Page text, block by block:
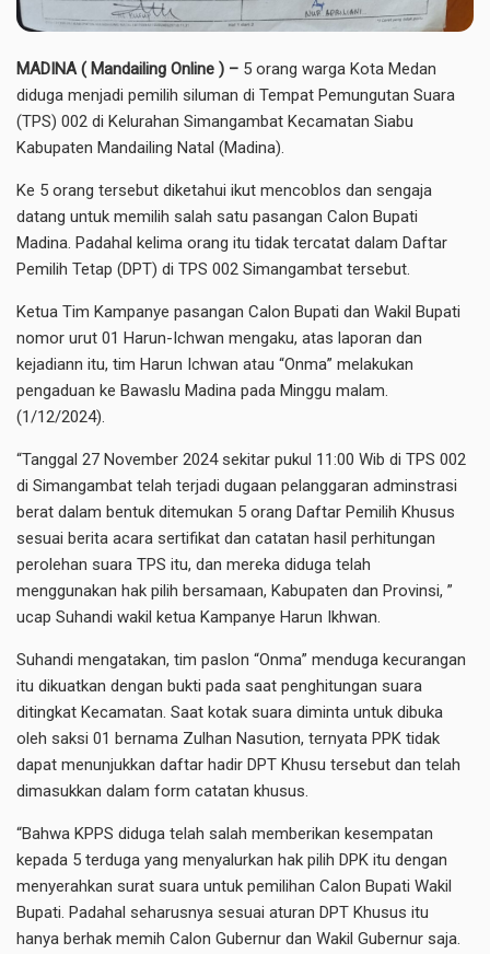
MADINA ( Mandailing Online ) – 5 orang warga Kota Medan
diduga menjadi pemilih siluman di Tempat Pemungutan Suara
(TPS) 002 di Kelurahan Simangambat Kecamatan Siabu
Kabupaten Mandailing Natal (Madina).
Ke 5 orang tersebut diketahui ikut mencoblos dan sengaja
datang untuk memilih salah satu pasangan Calon Bupati
Madina. Padahal kelima orang itu tidak tercatat dalam Daftar
Pemilih Tetap (DPT) di TPS 002 Simangambat tersebut.
Ketua Tim Kampanye pasangan Calon Bupati dan Wakil Bupati
nomor urut 01 Harun-Ichwan mengaku, atas laporan dan
kejadiann itu, tim Harun Ichwan atau “Onma” melakukan
pengaduan ke Bawaslu Madina pada Minggu malam.
(1/12/2024).
“Tanggal 27 November 2024 sekitar pukul 11:00 Wib di TPS 002
di Simangambat telah terjadi dugaan pelanggaran adminstrasi
berat dalam bentuk ditemukan 5 orang Daftar Pemilih Khusus
sesuai berita acara sertifikat dan catatan hasil perhitungan
perolehan suara TPS itu, dan mereka diduga telah
menggunakan hak pilih bersamaan, Kabupaten dan Provinsi, ”
ucap Suhandi wakil ketua Kampanye Harun Ikhwan.
Suhandi mengatakan, tim paslon “Onma” menduga kecurangan
itu dikuatkan dengan bukti pada saat penghitungan suara
ditingkat Kecamatan. Saat kotak suara diminta untuk dibuka
oleh saksi 01 bernama Zulhan Nasution, ternyata PPK tidak
dapat menunjukkan daftar hadir DPT Khusu tersebut dan telah
dimasukkan dalam form catatan khusus.
“Bahwa KPPS diduga telah salah memberikan kesempatan
kepada 5 terduga yang menyalurkan hak pilih DPK itu dengan
menyerahkan surat suara untuk pemilihan Calon Bupati Wakil
Bupati. Padahal seharusnya sesuai aturan DPT Khusus itu
hanya berhak memih Calon Gubernur dan Wakil Gubernur saja.